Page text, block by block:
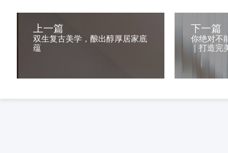
上一篇
双生复古美学，酿出醇厚居家底
蕴
下一篇
你绝对不
｜打造完